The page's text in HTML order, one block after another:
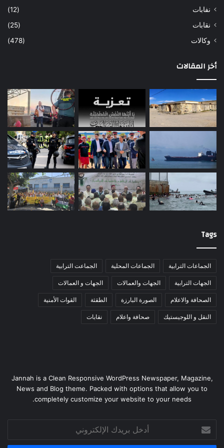
نفابات
(12)
نقابات
(25)
وكالات
(478)
أخر المقالات
Tags
الجماعات الترابية الجماعات المحلية الجماعت الترابية
الجهات الترابية الجهات والعمالات الجهات و العمالات
الصحافة والاعلام الصورة البارزة الطقثة القوات الأمنية
النقل و اللوجيستيك صحافة واعلام نقابات
Jannah is a Clean Responsive WordPress Newspaper, Magazine,
News and Blog theme. Packed with options that allow you to
completely customize your website to your needs.
بريدك
الإلكتروني